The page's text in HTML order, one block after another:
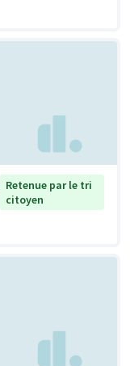
Retenue par le tri
citoyen